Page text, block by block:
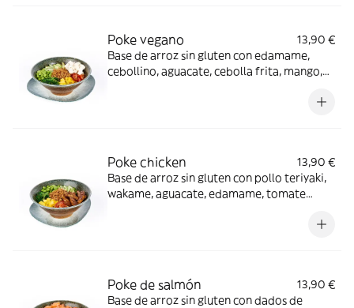
Poke vegano
13,90 €
Base de arroz sin gluten con edamame,
cebollino, aguacate, cebolla frita, mango,
Poke chicken
13,90 €
Base de arroz sin gluten con pollo teriyaki,
wakame, aguacate, edamame, tomate
Poke de salmón
13,90 €
Base de arroz sin gluten con dados de